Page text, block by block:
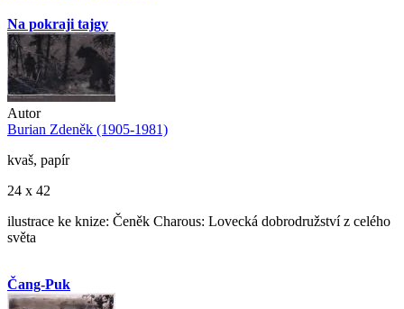
Na pokraji tajgy
Autor
Burian Zdeněk (1905-1981)
kvaš, papír
24 x 42
ilustrace ke knize: Čeněk Charous: Lovecká dobrodružství z celého
světa
Čang-Puk